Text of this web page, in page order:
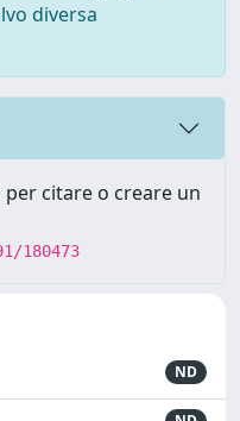
diversa
citare o creare un
180473
ND